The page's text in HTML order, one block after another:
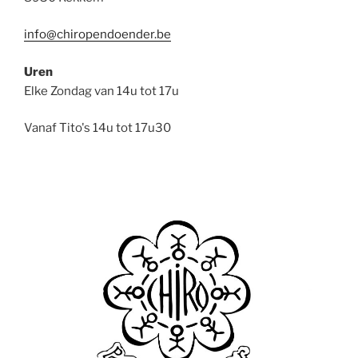
info@chiropendoender.be
Uren
Elke Zondag van 14u tot 17u
Vanaf Tito's 14u tot 17u30